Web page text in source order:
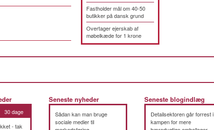
Fastholder mål om 40-50
butikker på dansk grund
Overtager ejerskab af
møbelkæde for 1 krone
30 dage
- tak
Seneste nyheder
Sådan kan man bruge
sociale medier til
Seneste blogindlæg
Detailsektoren går forrest i
kampen for mere